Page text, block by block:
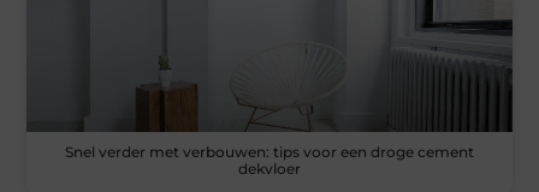
Snel verder met verbouwen: tips voor een droge cement
dekvloer